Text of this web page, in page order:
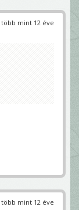
több mint 12 éve
több mint 12 éve